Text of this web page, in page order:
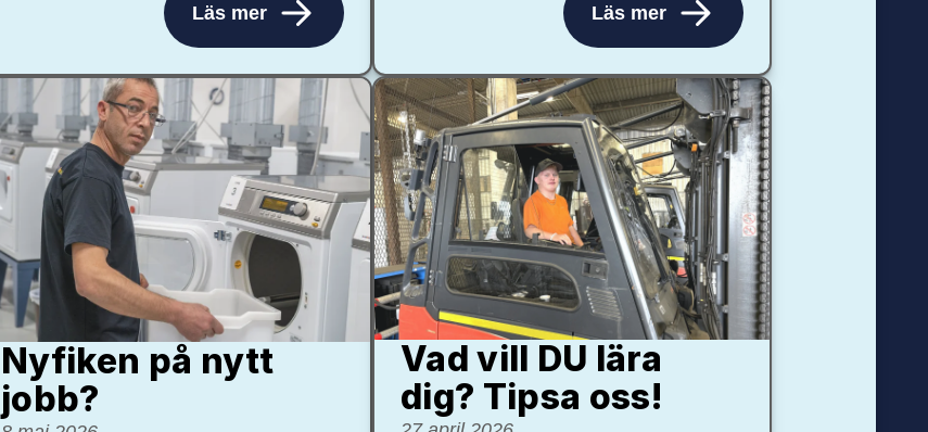
Läs mer Läs mer
Nyfiken på nytt
jobb?
Vad vill DU lära
dig? Tipsa oss!